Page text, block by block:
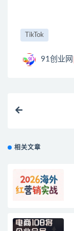
TikTok
91创业网
相关文章